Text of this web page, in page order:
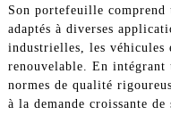
Son portefeuille comprend
adaptés à diverses
industrielles, les véhicules
renouvelable. En intégrant
normes de qualité
à la demande croissante